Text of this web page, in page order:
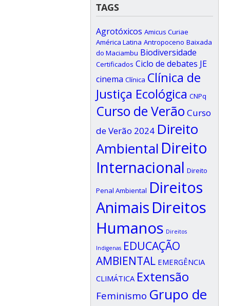
TAGS
Agrotóxicos Amicus Curiae
América Latina Antropoceno Baixada
do Maciambu Biodiversidade
Certificados Ciclo de debates JE
cinema Clínica Clínica de
Justiça Ecológica CNPq
Curso de Verão Curso
de Verão 2024 Direito
Ambiental Direito
Internacional Direito
Penal Ambiental Direitos
Animais Direitos
Humanos Direitos
Indigenas EDUCAÇÃO
AMBIENTAL EMERGÊNCIA
CLIMÁTICA Extensão
Feminismo Grupo de